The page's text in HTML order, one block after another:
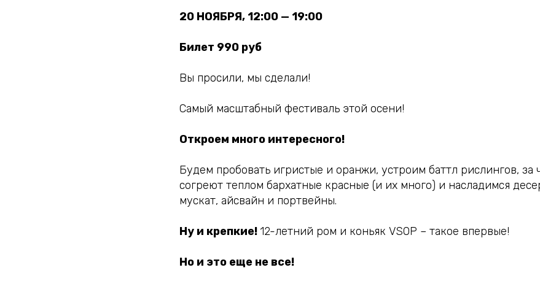
20 НОЯБРЯ, 12:00 — 19:00
Билет 990 руб
Вы просили, мы сделали!
Самый масштабный фестиваль этой осени!
Откроем много интересного!
Будем пробовать игристые и оранжи, устроим баттл рислингов, за
согреют теплом бархатные красные (и их много) и насладимся
мускат, айсвайн и портвейны.
Ну и крепкие!12-летний ром и коньяк VSOP – такое впервые!
Но и это еще не все!